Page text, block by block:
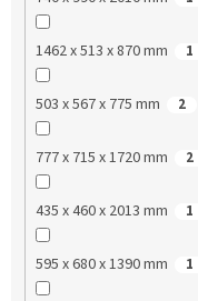
1462 x 513 x 870 mm 1
503 x 567 x 775 mm 2
777 x 715 x 1720 mm 2
435 x 460 x 2013 mm 1
595 x 680 x 1390 mm 1